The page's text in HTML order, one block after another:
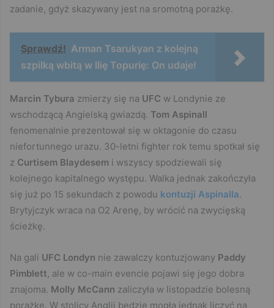
zadanie, gdyż skazywany jest na sromotną porażkę.
Sprawdź! Arman Tsarukyan z kolejną
szpilką wbitą w Ilię Topurię: On udaje!
Marcin Tybura zmierzy się na UFC w Londynie ze
wschodzącą Angielską gwiazdą. Tom Aspinall
fenomenalnie prezentował się w oktagonie do czasu
niefortunnego urazu. 30-letni fighter rok temu spotkał się
z Curtisem Blaydesem i wszyscy spodziewali się
kolejnego kapitalnego występu. Walka jednak zakończyła
się już po 15 sekundach z powodu kontuzji Aspinalla.
Brytyjczyk wraca na O2 Arenę, by wrócić na zwycięską
ścieżkę.
Na gali UFC Londyn nie zawalczy kontuzjowany Paddy
Pimblett, ale w co-main evencie pojawi się jego dobra
znajoma. Molly McCann zaliczyła w listopadzie bolesną
porażkę. W stolicy Anglii będzie mogła jednak liczyć na